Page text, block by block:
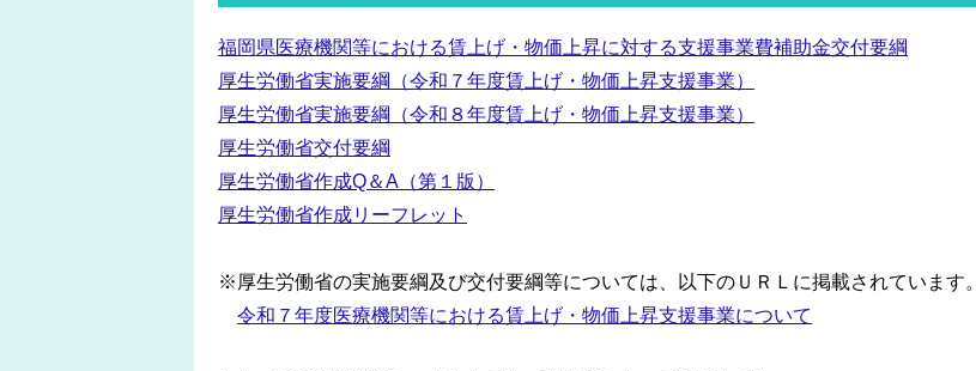
福岡県医療機関等における賃上げ・物価上昇に対する支援事業費補助金交付要綱
厚生労働省実施要綱（令和７年度賃上げ・物価上昇支援事業）
厚生労働省実施要綱（令和８年度賃上げ・物価上昇支援事業）
厚生労働省交付要綱
厚生労働省作成Q＆A（第１版）
厚生労働省作成リーフレット
※厚生労働省の実施要綱及び交付要綱等については、以下のＵＲＬに掲載されています。
令和７年度医療機関等における賃上げ・物価上昇支援事業について